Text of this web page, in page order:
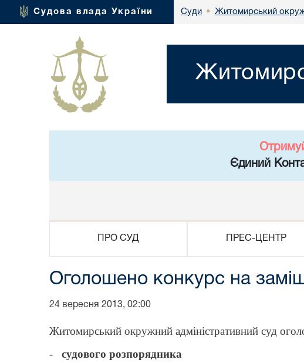
Судова влада України Суди • Житомирський
Єдиний
ПРО СУД ПРЕС-ЦЕНТР
Оголошено конкурс на
24 вересня 2013, 02:00
Житомирський окружний адміністративний суд
- судового розпорядника